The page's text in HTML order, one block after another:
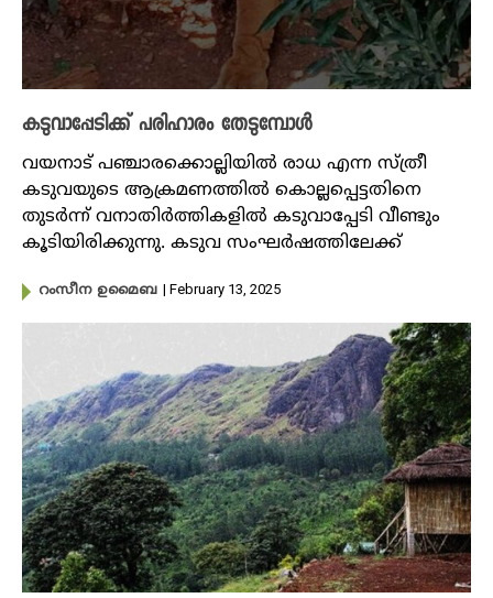
കടുവാപ്പേടിക്ക് പരിഹാരം തേടുമ്പോൾ
വയനാട് പഞ്ചാരക്കൊല്ലിയിൽ രാധ എന്ന സ്ത്രീ
കടുവയുടെ ആക്രമണത്തിൽ കൊല്ലപ്പെട്ടതിനെ
തുടർന്ന് വനാതിർത്തികളിൽ കടുവാപ്പേടി വീണ്ടും
കൂടിയിരിക്കുന്നു. കടുവ സംഘർഷത്തിലേക്ക്
റംസീന ഉമൈബ | February 13, 2025